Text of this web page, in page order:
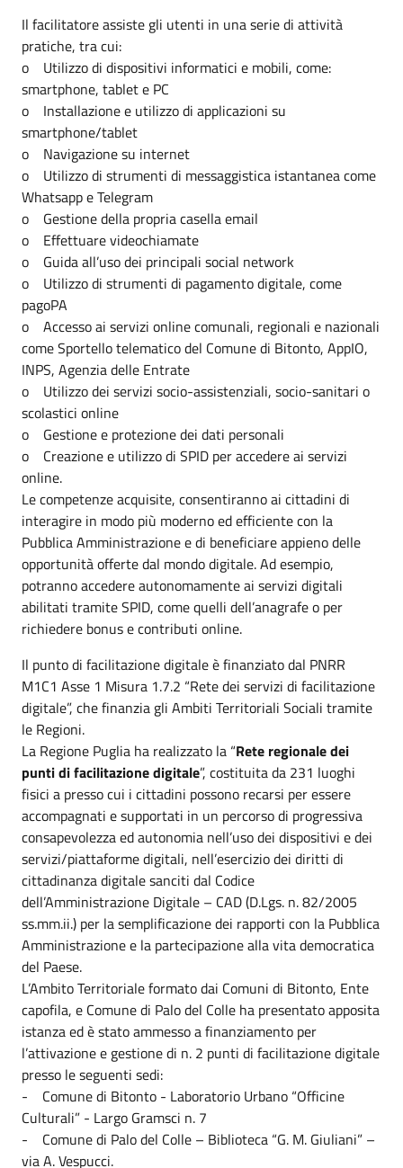
Il facilitatore assiste gli utenti in una serie di attività
pratiche, tra cui:
o Utilizzo di dispositivi informatici e mobili, come:
smartphone, tablet e PC
o Installazione e utilizzo di applicazioni su
smartphone/tablet
o Navigazione su internet
o Utilizzo di strumenti di messaggistica istantanea come
Whatsapp e Telegram
o Gestione della propria casella email
o Effettuare videochiamate
o Guida all’uso dei principali social network
o Utilizzo di strumenti di pagamento digitale, come
pagoPA
o Accesso ai servizi online comunali, regionali e nazionali
come Sportello telematico del Comune di Bitonto, AppIO,
INPS, Agenzia delle Entrate
o Utilizzo dei servizi socio-assistenziali, socio-sanitari o
scolastici online
o Gestione e protezione dei dati personali
o Creazione e utilizzo di SPID per accedere ai servizi
online.
Le competenze acquisite, consentiranno ai cittadini di
interagire in modo più moderno ed efficiente con la
Pubblica Amministrazione e di beneficiare appieno delle
opportunità offerte dal mondo digitale. Ad esempio,
potranno accedere autonomamente ai servizi digitali
abilitati tramite SPID, come quelli dell’anagrafe o per
richiedere bonus e contributi online.
Il punto di facilitazione digitale è finanziato dal PNRR
M1C1 Asse 1 Misura 1.7.2 “Rete dei servizi di facilitazione
digitale”, che finanzia gli Ambiti Territoriali Sociali tramite
le Regioni.
La Regione Puglia ha realizzato la “Rete regionale dei
punti di facilitazione digitale”, costituita da 231 luoghi
fisici a presso cui i cittadini possono recarsi per essere
accompagnati e supportati in un percorso di progressiva
consapevolezza ed autonomia nell’uso dei dispositivi e dei
servizi/piattaforme digitali, nell’esercizio dei diritti di
cittadinanza digitale sanciti dal Codice
dell’Amministrazione Digitale – CAD (D.Lgs. n. 82/2005
ss.mm.ii.) per la semplificazione dei rapporti con la Pubblica
Amministrazione e la partecipazione alla vita democratica
del Paese.
L’Ambito Territoriale formato dai Comuni di Bitonto, Ente
capofila, e Comune di Palo del Colle ha presentato apposita
istanza ed è stato ammesso a finanziamento per
l’attivazione e gestione di n. 2 punti di facilitazione digitale
presso le seguenti sedi:
- Comune di Bitonto - Laboratorio Urbano “Officine
Culturali” - Largo Gramsci n. 7
- Comune di Palo del Colle – Biblioteca “G. M. Giuliani” –
via A. Vespucci.